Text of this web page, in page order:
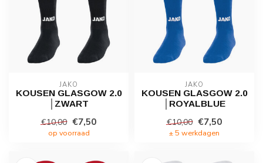
JAKO
KOUSEN GLASGOW 2.0
│ZWART
€10,00 €7,50
op voorraad
JAKO
KOUSEN GLASGOW 2.0
│ROYALBLUE
€10,00 €7,50
± 5 werkdagen